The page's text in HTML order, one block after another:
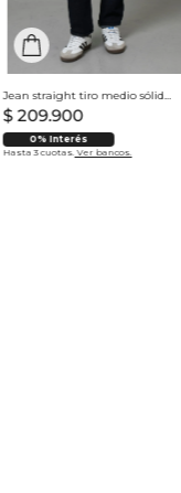
Jean straight tiro medio sólido para hombre
$ 209.900
0% Interés
Hasta 3 cuotas. Ver bancos.